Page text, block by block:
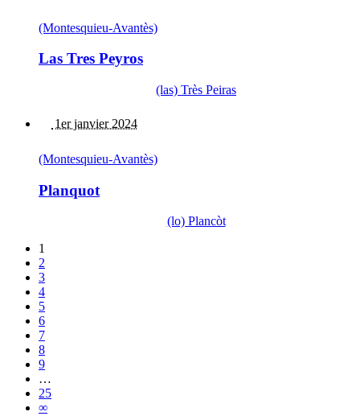
(Montesquieu-Avantès)
Las Tres Peyros
(las) Très Peiras
1er janvier 2024
(Montesquieu-Avantès)
Planquot
(lo) Plancòt
1
2
3
4
5
6
7
8
9
…
25
∞